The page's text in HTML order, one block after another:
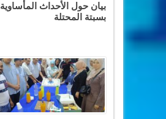
بيان حول الأحداث المأساوية
بسبتة المحتلة